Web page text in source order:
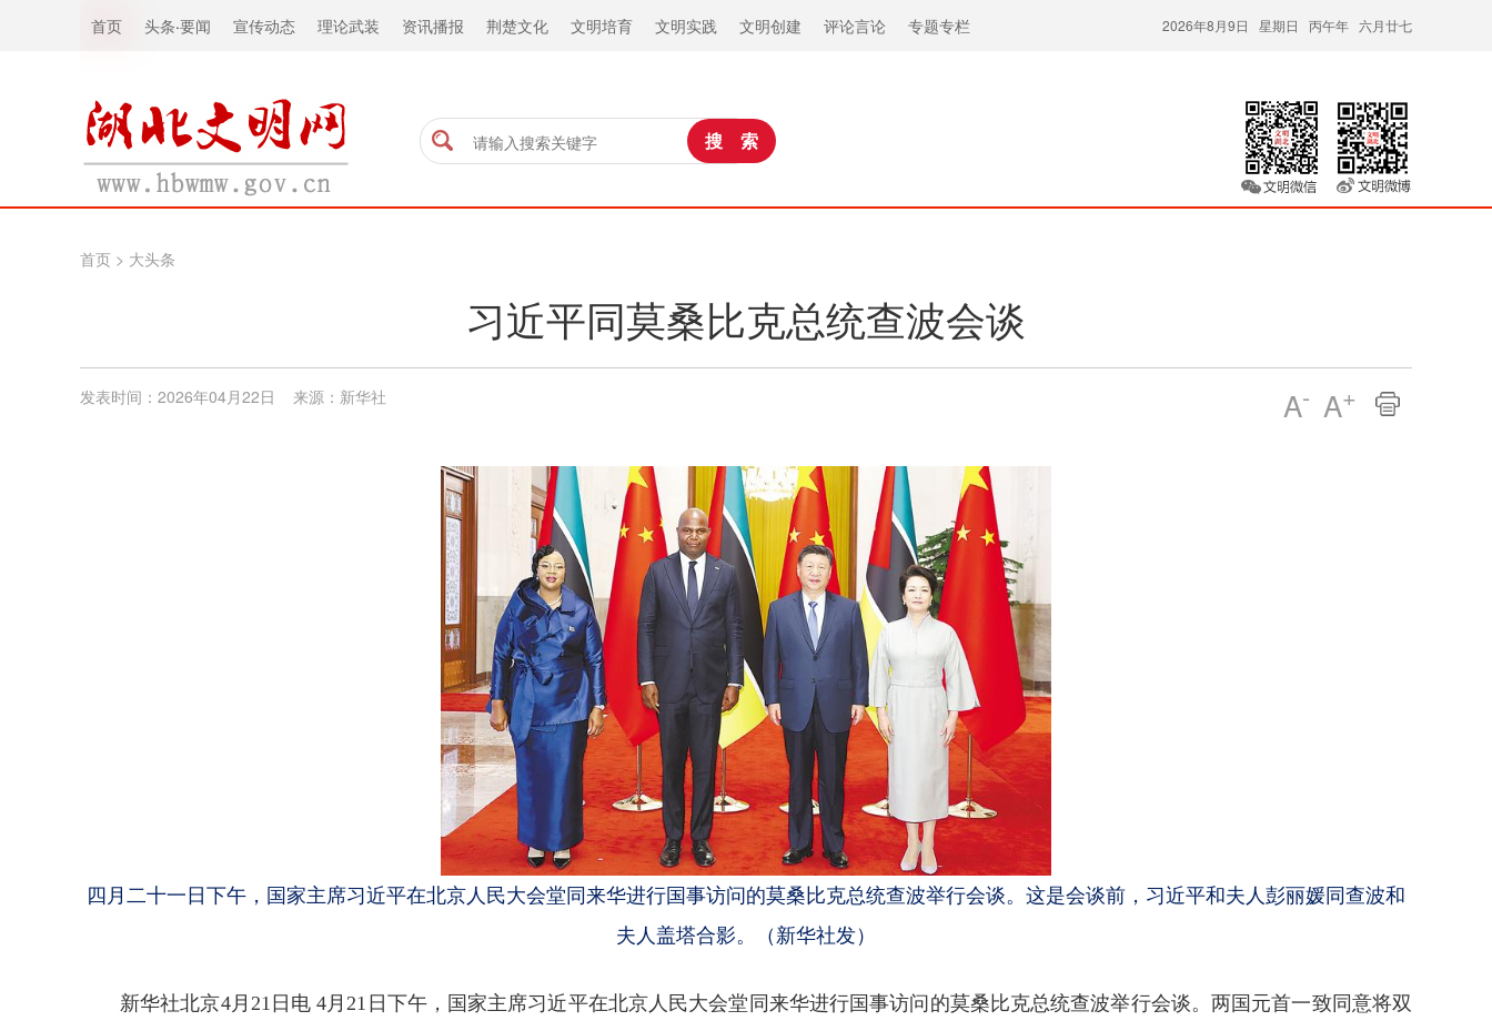
首页 头条·要闻 宣传动态 理论武装 资讯播报 荆楚文化 文明培育 文明实践 文明创建 评论言论 专题专栏 2026年8月9日 星期日 丙午年 六月廿七
首页 > 大头条
习近平同莫桑比克总统查波会谈
A- A+
发表时间：2026年04月22日 来源：新华社
四月二十一日下午，国家主席习近平在北京人民大会堂同来华进行国事访问的莫桑比克总统查波举行会谈。这是会谈前，习近平和夫人彭丽媛同查波和
夫人盖塔合影。（新华社发）
新华社北京4月21日电 4月21日下午，国家主席习近平在北京人民大会堂同来华进行国事访问的莫桑比克总统查波举行会谈。两国元首一致同意将双